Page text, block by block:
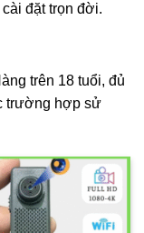
đặt trọn đời.
trên 18 tuổi, đủ
trường hợp sử